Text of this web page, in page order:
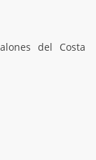
del Costa